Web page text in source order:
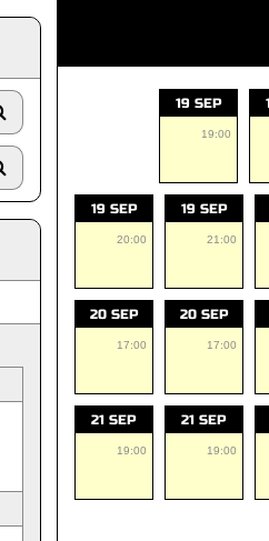
19 SEP
19:00
19 SEP
20:00
19 SEP
21:00
20 SEP
17:00
20 SEP
17:00
21 SEP
19:00
21 SEP
19:00